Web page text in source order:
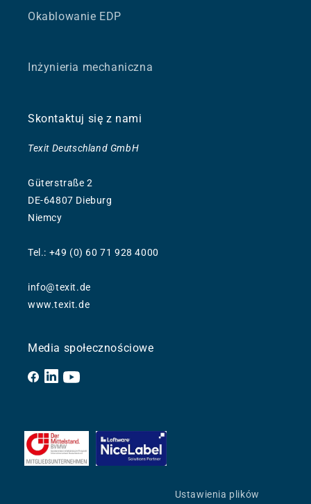
Okablowanie EDP
Inżynieria mechaniczna
Skontaktuj się z nami
Texit Deutschland GmbH
Güterstraße 2
DE-64807 Dieburg
Niemcy
Tel.: +49 (0) 60 71 928 4000
info@texit.de
www.texit.de
Media społecznościowe
FacebookYouTube
Ustawienia plików